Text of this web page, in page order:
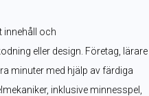
innehåll och
eller design. Företag, lärare
minuter med hjälp av färdiga
inklusive minnesspel,